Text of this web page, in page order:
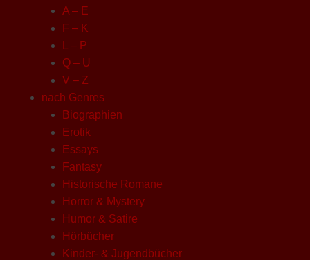
A – E
F – K
L – P
Q – U
V – Z
nach Genres
Biographien
Erotik
Essays
Fantasy
Historische Romane
Horror & Mystery
Humor & Satire
Hörbücher
Kinder- & Jugendbücher